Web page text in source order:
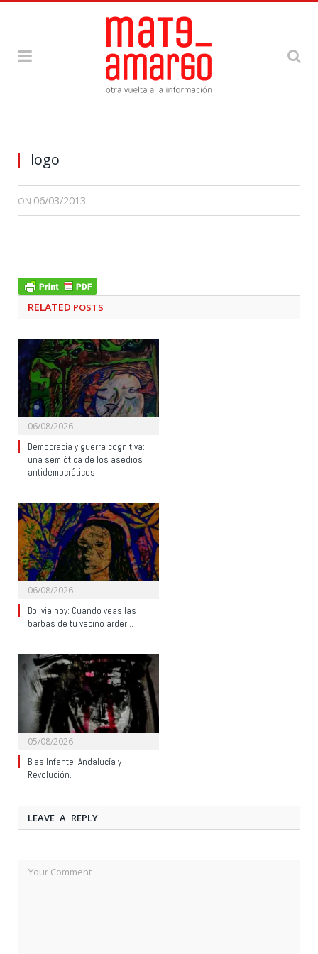
logo
ON 06/03/2013
RELATED POSTS
06/08/2026
Democracia y guerra cognitiva:
una semiótica de los asedios
antidemocráticos
06/08/2026
Bolivia hoy: Cuando veas las
barbas de tu vecino arder…
05/08/2026
Blas Infante: Andalucía y
Revolución.
LEAVE A REPLY